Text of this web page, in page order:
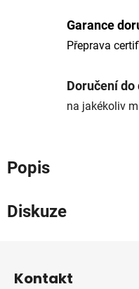
Garance
Přeprava
Doručení
na jakékoliv
Popis
Diskuze
Kontakt